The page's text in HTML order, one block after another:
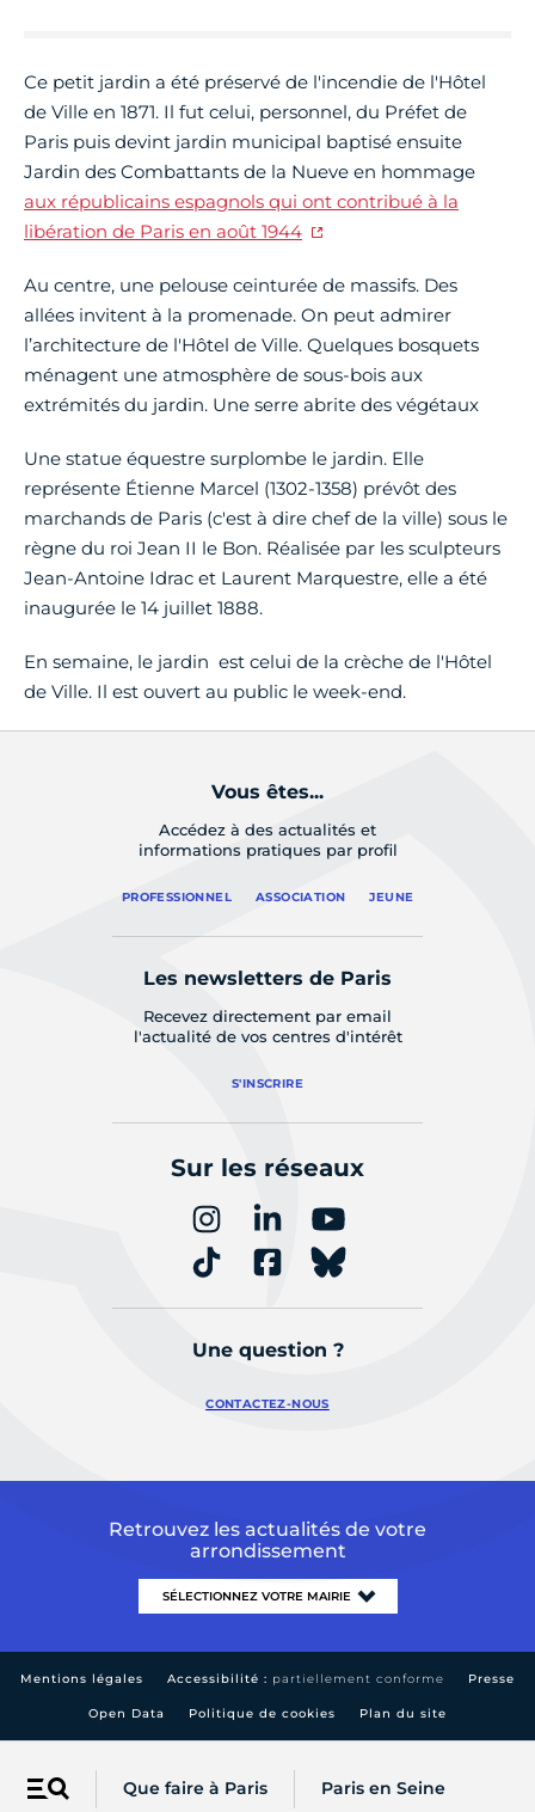
Menu Que faire à Paris Paris en Seine
Ce petit jardin a été préservé de l'incendie de l'Hôtel
de Ville en 1871. Il fut celui, personnel, du Préfet de
Paris puis devint jardin municipal baptisé ensuite
Jardin des Combattants de la Nueve en hommage
aux républicains espagnols qui ont contribué à la
libération de Paris en août 1944
Au centre, une pelouse ceinturée de massifs. Des
allées invitent à la promenade. On peut admirer
l’architecture de l'Hôtel de Ville. Quelques bosquets
ménagent une atmosphère de sous-bois aux
extrémités du jardin. Une serre abrite des végétaux
Une statue équestre surplombe le jardin. Elle
représente Étienne Marcel (1302-1358) prévôt des
marchands de Paris (c'est à dire chef de la ville) sous le
règne du roi Jean II le Bon. Réalisée par les sculpteurs
Jean-Antoine Idrac et Laurent Marquestre, elle a été
inaugurée le 14 juillet 1888.
En semaine, le jardin est celui de la crèche de l'Hôtel
de Ville. Il est ouvert au public le week-end.
Vous êtes...
Accédez à des actualités et
informations pratiques par profil
PROFESSIONNEL ASSOCIATION JEUNE
Les newsletters de Paris
Recevez directement par email
l'actualité de vos centres d'intérêt
S'INSCRIRE
Sur les réseaux
Une question ?
CONTACTEZ-NOUS
Retrouvez les actualités de votre
arrondissement
Mentions légales Accessibilité : partiellement conforme Presse
Open Data Politique de cookies Plan du site